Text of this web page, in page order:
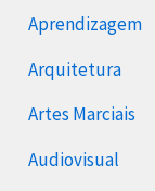
Aprendizagem
Arquitetura
Artes Marciais
Audiovisual